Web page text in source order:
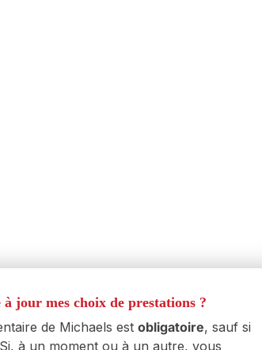
: Ajoutez ou mettez à jour votre bénéficiaire.
couverture existante sans fournir d’ EOI
jour mes choix de prestations ?
de Michaels est obligatoire, sauf si
à un moment ou à un autre, vous